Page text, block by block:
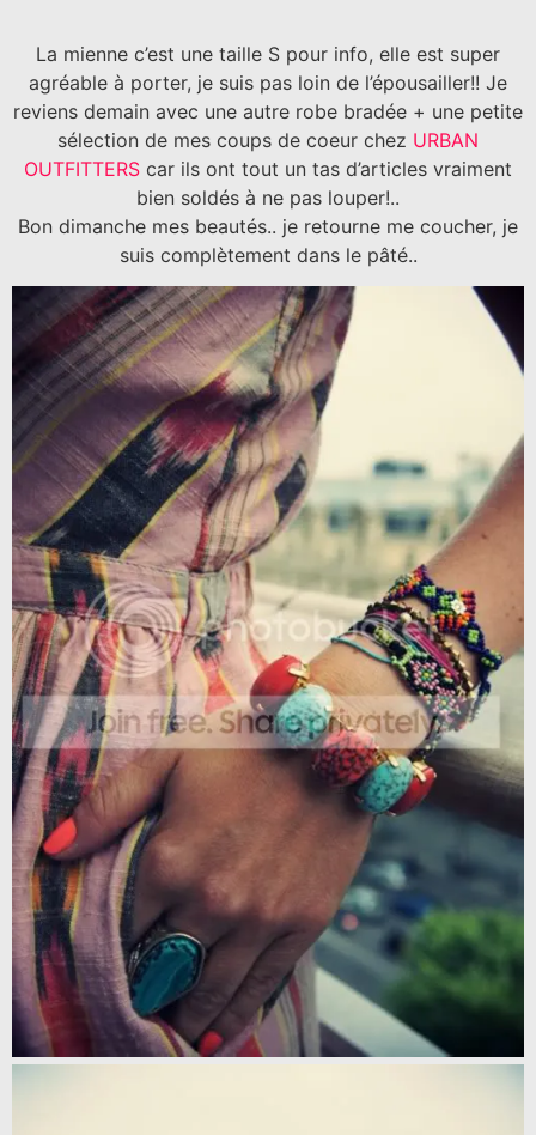
La mienne c’est une taille S pour info, elle est super
agréable à porter, je suis pas loin de l’épousailler!! Je
reviens demain avec une autre robe bradée + une petite
sélection de mes coups de coeur chez URBAN
OUTFITTERS car ils ont tout un tas d’articles vraiment
bien soldés à ne pas louper!..
Bon dimanche mes beautés.. je retourne me coucher, je
suis complètement dans le pâté..